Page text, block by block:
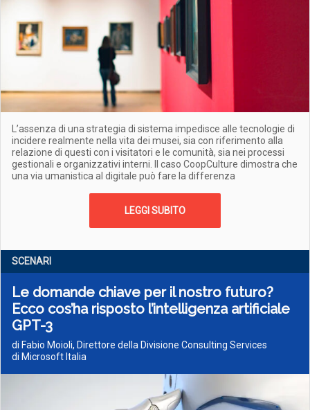
L’assenza di una strategia di sistema impedisce alle tecnologie di
incidere realmente nella vita dei musei, sia con riferimento alla
relazione di questi con i visitatori e le comunità, sia nei processi
gestionali e organizzativi interni. Il caso CoopCulture dimostra che
una via umanistica al digitale può fare la differenza
LEGGI SUBITO
SCENARI
Le domande chiave per il nostro futuro?
Ecco cos’ha risposto l’intelligenza artificiale
GPT-3
di Fabio Moioli, Direttore della Divisione Consulting Services
di Microsoft Italia